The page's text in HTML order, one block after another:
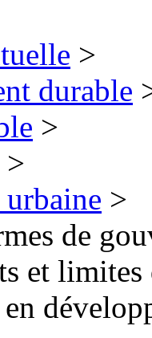
>
durable
>
>
>
de
et